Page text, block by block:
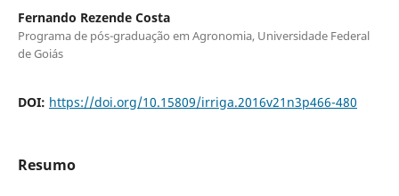
Fernando Rezende Costa
Programa de pós-graduação em Agronomia, Universidade Federal
de Goiás
DOI: https://doi.org/10.15809/irriga.2016v21n3p466-480
Resumo